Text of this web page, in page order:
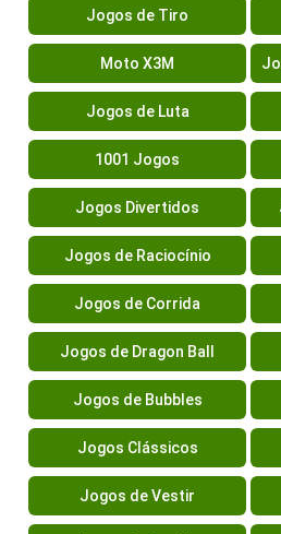
Jogos de Tiro
Moto X3M
Jogos de Luta
1001 Jogos
Jogos Divertidos
Jogos de Raciocínio
Jogos de Corrida
Jogos de Dragon Ball
Jogos de Bubbles
Jogos Clássicos
Jogos de Vestir